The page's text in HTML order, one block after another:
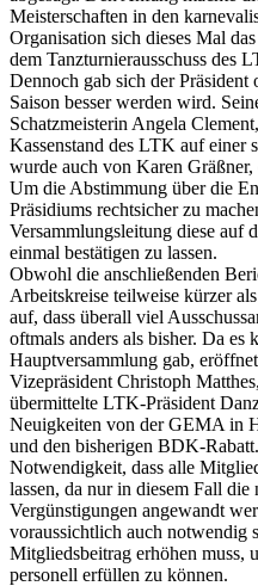
Meisterschaften in den
Organisation sich dieses Mal
dem Tanzturnierausschuss des
Dennoch gab sich der Präsident
Saison besser werden wird.
Schatzmeisterin Angela
Kassenstand des LTK auf einer
wurde auch von Karen
Um die Abstimmung über die
Präsidiums rechtsicher zu
Versammlungsleitung diese auf
einmal bestätigen zu lassen.
Obwohl die anschließenden
Arbeitskreise teilweise kürzer
auf, dass überall viel
oftmals anders als bisher. Da es
Hauptversammlung gab,
Vizepräsident Christoph
übermittelte LTK-Präsident
Neuigkeiten von der GEMA in
und den bisherigen BDK-
Notwendigkeit, dass alle
lassen, da nur in diesem Fall die
Vergünstigungen angewandt
voraussichtlich auch notwendig
Mitgliedsbeitrag erhöhen muss,
personell erfüllen zu können.